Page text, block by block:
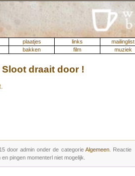
plaatjes links mailinglist
bakken film muziek
draait door !
door admin onder de categorie Algemeen. Reactie
pingen momenterl niet mogelijk.